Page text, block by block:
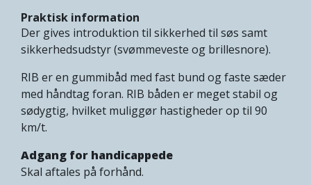
Praktisk information
Der gives introduktion til sikkerhed til søs samt
sikkerhedsudstyr (svømmeveste og brillesnore).
RIB er en gummibåd med fast bund og faste sæder
med håndtag foran. RIB båden er meget stabil og
sødygtig, hvilket muliggør hastigheder op til 90
km/t.
Adgang for handicappede
Skal aftales på forhånd.